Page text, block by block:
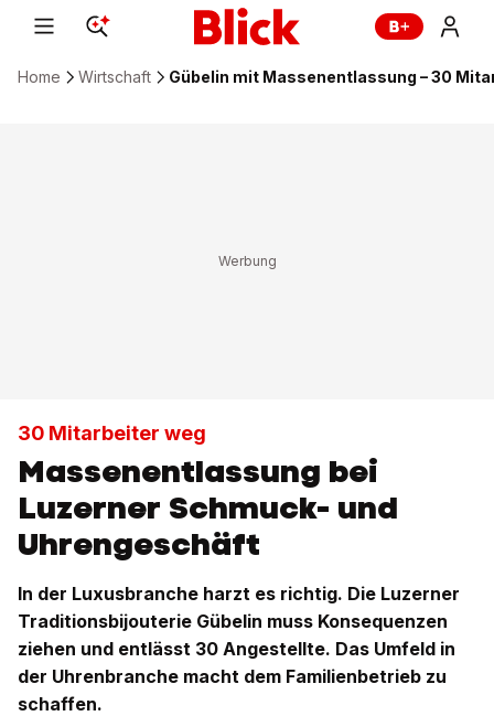
Home Wirtschaft Gübelin mit Massenentlassung – 30
30 Mitarbeiter weg
Massenentlassung bei
Luzerner Schmuck- und
Uhrengeschäft
In der Luxusbranche harzt es richtig. Die Luzerner
Traditionsbijouterie Gübelin muss Konsequenzen
ziehen und entlässt 30 Angestellte. Das Umfeld in
der Uhrenbranche macht dem Familienbetrieb zu
schaffen.